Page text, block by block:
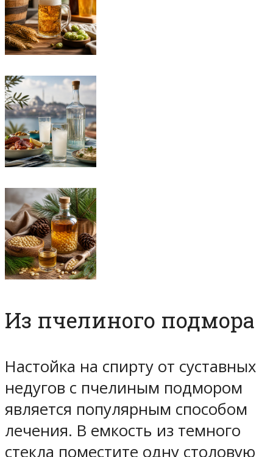
Из пчелиного подмора
Настойка на спирту от суставных
недугов с пчелиным подмором
является популярным способом
лечения. В емкость из темного
стекла поместите одну столовую